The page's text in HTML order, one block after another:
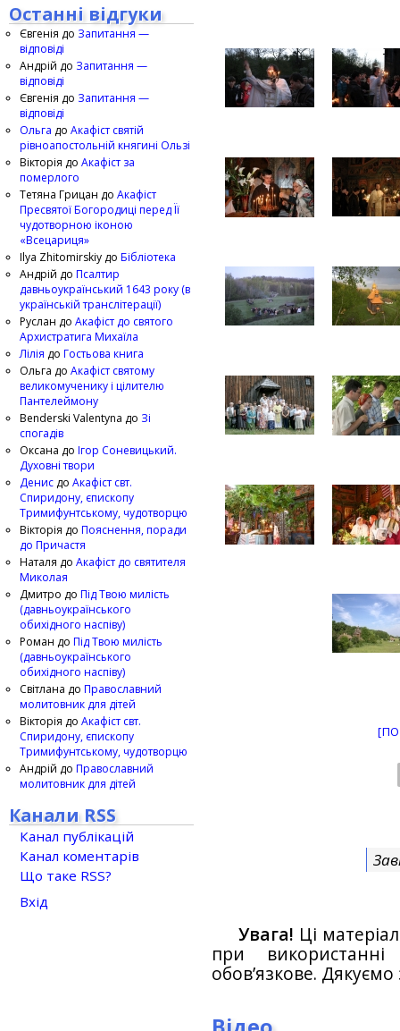
Увага! Ці
при
обов’язкове.
Останні відгуки
Євгенія до Запитання —
відповіді
Андрій до Запитання —
відповіді
Євгенія до Запитання —
відповіді
Ольга до Акафіст святій
рівноапостольній княгині Ользі
Вікторія до Акафіст за
померлого
Тетяна Грицан до Акафіст
Пресвятої Богородиці перед Її
чудотворною іконою
«Всецариця»
Ilya Zhitomirskiy до Бібліотека
Андрій до Псалтир
давньоукраїнський 1643 року (в
українській транслітерації)
Руслан до Акафіст до святого
Архистратига Михаїла
Лілія до Гостьова книга
Ольга до Акафіст святому
великомученику і цілителю
Пантелеймону
Benderski Valentyna до Зі
спогадів
Оксана до Ігор Соневицький.
Духовні твори
Денис до Акафіст свт.
Спиридону, єпископу
Тримифунтському, чудотворцю
Вікторія до Пояснення, поради
до Причастя
Наталя до Акафіст до святителя
Миколая
Дмитро до Під Твою милість
(давньоукраїнського
обихідного наспіву)
Роман до Під Твою милість
(давньоукраїнського
обихідного наспіву)
Світлана до Православний
молитовник для дітей
Вікторія до Акафіст свт.
Спиридону, єпископу
Тримифунтському, чудотворцю
Андрій до Православний
молитовник для дітей
Канали RSS
Канал публікацій
Канал коментарів
Що таке RSS?
Вхід